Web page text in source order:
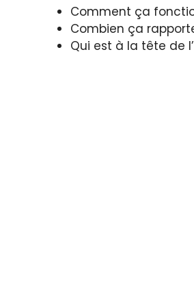
Comment ça
Combien ça
Qui est à la tête de